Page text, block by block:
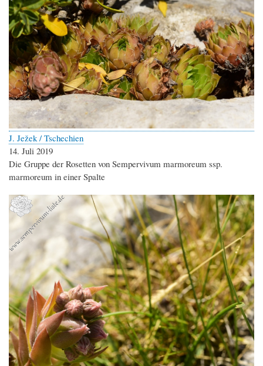
J. Ježek / Tschechien
14. Juli 2019
Die Gruppe der Rosetten von Sempervivum marmoreum ssp.
marmoreum in einer Spalte